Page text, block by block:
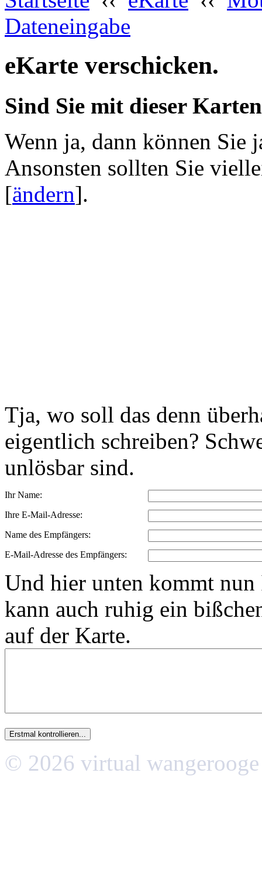
Dateneingabe
eKarte verschicken.
Sind Sie mit dieser
Wenn ja, dann können Sie
Ansonsten sollten Sie
[ändern].
Tja, wo soll das denn
eigentlich schreiben?
unlösbar sind.
Ihr Name:
Ihre E-Mail-Adresse:
Name des Empfängers:
E-Mail-Adresse des Empfängers:
Und hier unten kommt
kann auch ruhig ein
auf der Karte.
© 2026 virtual wangerooge